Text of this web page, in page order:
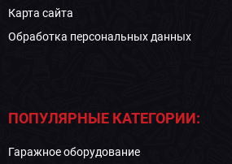
Карта сайта
Обработка персональных данных
ПОПУЛЯРНЫЕ КАТЕГОРИИ:
Гаражное оборудование